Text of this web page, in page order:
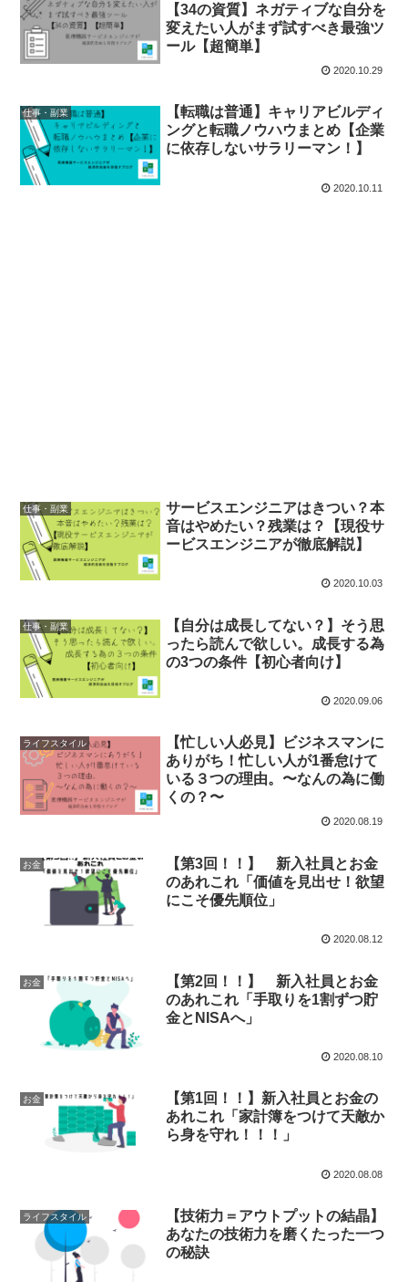
【34の資質】ネガティブな自分を
変えたい人がまず試すべき最強ツ
ール【超簡単】
2020.10.29
仕事・副業
【転職は普通】キャリアビルディ
ングと転職ノウハウまとめ【企業
に依存しないサラリーマン！】
2020.10.11
仕事・副業
サービスエンジニアはきつい？本
音はやめたい？残業は？【現役サ
ービスエンジニアが徹底解説】
2020.10.03
仕事・副業
【自分は成長してない？】そう思
ったら読んで欲しい。成長する為
の3つの条件【初心者向け】
2020.09.06
ライフスタイル
【忙しい人必見】ビジネスマンに
ありがち！忙しい人が1番怠けて
いる３つの理由。〜なんの為に働
くの？〜
2020.08.19
お金
【第3回！！】 新入社員とお金
のあれこれ「価値を見出せ！欲望
にこそ優先順位」
2020.08.12
お金
【第2回！！】 新入社員とお金
のあれこれ「手取りを1割ずつ貯
金とNISAへ」
2020.08.10
お金
【第1回！！】新入社員とお金の
あれこれ「家計簿をつけて天敵か
ら身を守れ！！！」
2020.08.08
ライフスタイル
【技術力＝アウトプットの結晶】
あなたの技術力を磨くたった一つ
の秘訣